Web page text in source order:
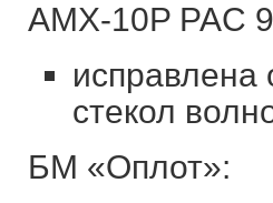
AMX-10P PAC
исправлена
стекол
БМ «Оплот»: